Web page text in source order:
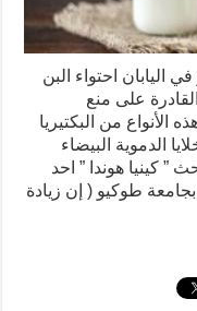
احتواء البن
على منع
الأنواع من البكتيريا
الدموية البيضاء
” كينيا هوندا ” احد
بجامعة طوكيو ( إن زيادة